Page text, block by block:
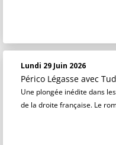
Lundi 29 Juin 2026
Périco Légasse avec
Une plongée inédite dans
de la droite française. Le